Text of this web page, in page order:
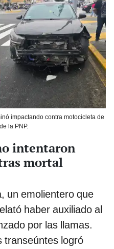
impactando contra motocicleta de
la PNP.
intentaron
mortal
un emolientero que
haber auxiliado al
por las llamas.
transeúntes logró